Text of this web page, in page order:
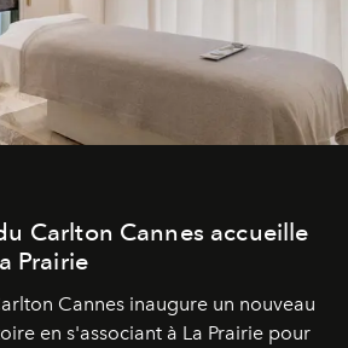
Carlton Cannes accueille
Prairie
Cannes inaugure un nouveau
en s'associant à La Prairie pour